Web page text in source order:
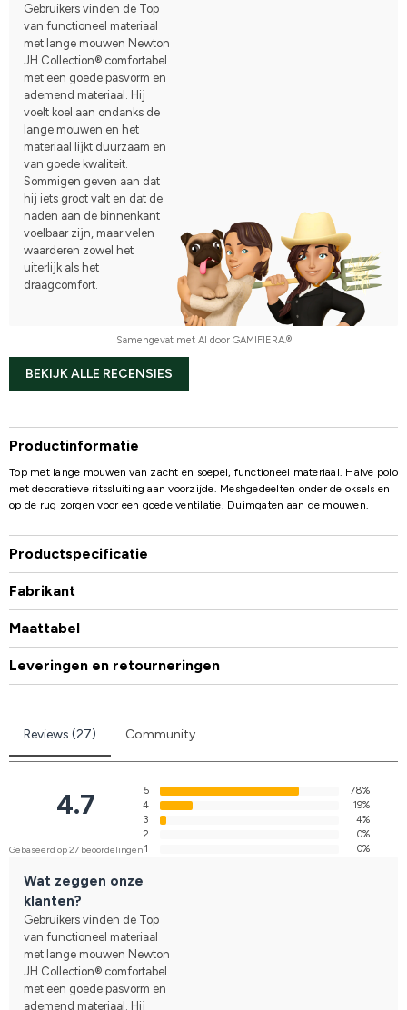
Gebruikers vinden de Top
van functioneel materiaal
met lange mouwen Newton
JH Collection® comfortabel
met een goede pasvorm en
ademend materiaal. Hij
voelt koel aan ondanks de
lange mouwen en het
materiaal lijkt duurzaam en
van goede kwaliteit.
Sommigen geven aan dat
hij iets groot valt en dat de
naden aan de binnenkant
voelbaar zijn, maar velen
waarderen zowel het
uiterlijk als het
draagcomfort.
Samengevat met AI door GAMIFIERA.®
BEKIJK ALLE RECENSIES
Productinformatie
Top met lange mouwen van zacht en soepel, functioneel materiaal. Halve polo
met decoratieve ritssluiting aan voorzijde. Meshgedeelten onder de oksels en
op de rug zorgen voor een goede ventilatie. Duimgaten aan de mouwen.
Productspecificatie
Fabrikant
Maattabel
Leveringen en retourneringen
Reviews (27) Community
4.7
Gebaseerd op 27 beoordelingen
5
78%
4
19%
3
4%
2
0%
1
0%
Wat zeggen onze
klanten?
Gebruikers vinden de Top
van functioneel materiaal
met lange mouwen Newton
JH Collection® comfortabel
met een goede pasvorm en
ademend materiaal. Hij